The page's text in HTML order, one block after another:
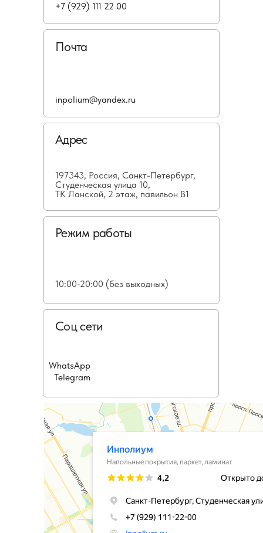
Почта
Адрес
197343, Россия, Санкт-Петербург,
Студенческая улица 10,
ТК Ланской, 2 этаж, павильон В1
Режим работы
10:00-20:00 (без выходных)
Соц сети
+7 (929) 111 22 00
inpolium@yandex.ru
WhatsApp
Telegram